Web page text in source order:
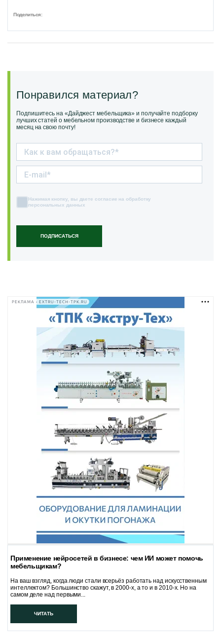
Поделиться:
Понравился материал?
Подпишитесь на «Дайджест мебельщика» и получайте подборку
лучших статей о мебельном производстве и бизнесе каждый
месяц на свою почту!
ПОДПИСАТЬСЯ
Нажимая кнопку, вы даете согласие на обработку
персональных данных
РЕКЛАМА • EXTRU-TECH-TPK.RU
Применение нейросетей в бизнесе: чем ИИ может помочь
мебельщикам?
На ваш взгляд, когда люди стали всерьёз работать над искусственным
интеллектом? Большинство скажут, в 2000-х, а то и в 2010-х. Но на
самом деле над первыми...
ЧИТАТЬ